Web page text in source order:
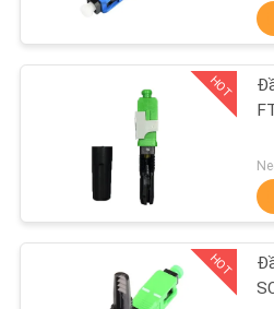
VỀ
QUAN
Huawei
HOT
HOT